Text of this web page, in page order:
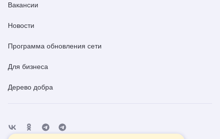
Вакансии
Новости
Программа обновления сети
Для бизнеса
Дерево добра